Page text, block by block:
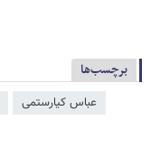
برچسب‌ها
عباس کیارستمی